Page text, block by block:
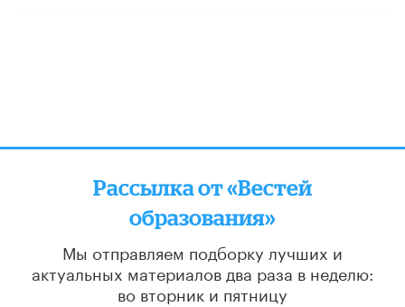
Рассылка от «Вестей
образования»
Мы отправляем подборку лучших и
актуальных материалов два раза в неделю:
во вторник и пятницу